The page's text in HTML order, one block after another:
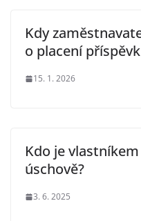
Kdy
o placení
15. 1. 2026
Kdo je
úschově?
3. 6. 2025